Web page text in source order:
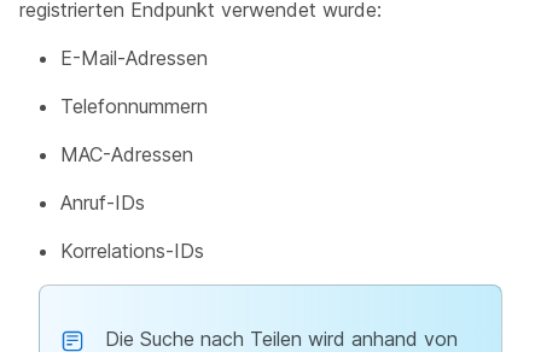
registrierten Endpunkt verwendet wurde:
E-Mail-Adressen
Telefonnummern
MAC-Adressen
Anruf-IDs
Korrelations-IDs
Die Suche nach Teilen wird anhand von